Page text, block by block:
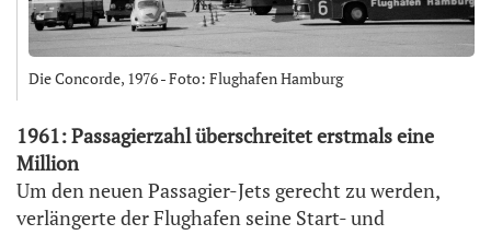
Die Concorde, 1976 - Foto: Flughafen Hamburg
1961: Passagierzahl überschreitet erstmals eine
Million
Um den neuen Passagier-Jets gerecht zu werden,
verlängerte der Flughafen seine Start- und